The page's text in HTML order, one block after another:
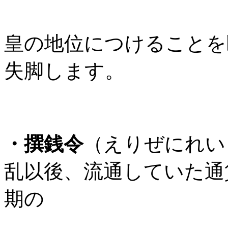
皇の地位につけること
失脚します。
・撰銭令（えりぜにれ
乱以後、流通していた
期の